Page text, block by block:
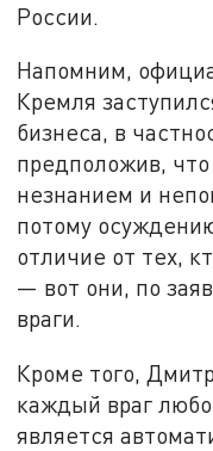
России.
Напомним,
Кремля
бизнеса, в
предположив,
незнанием и
потому
отличие от тех,
— вот они, по
враги.
Кроме того,
каждый враг
является